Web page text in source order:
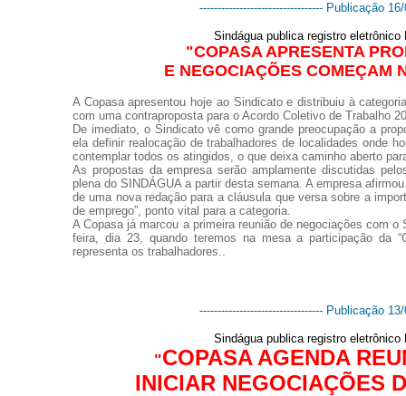
---------------------------------- Publicação
Sindágua publica registro
"COPASA APRESENTA
E NEGOCIAÇÕES COMEÇAM
ACopasa apresentou hoje ao Sindicato e distribuiu à
com uma contraproposta para o Acordo Coletivo de Trabalho
De imediato, o Sindicato vê como grande preocupação a
ela definir realocação de trabalhadores de localidades onde
contemplar todos os atingidos, o que deixa caminho aberto
As propostas da empresa serão amplamente discutidas
plena do SINDÁGUA a partir desta semana. A empresa
de uma nova redação para a cláusula que versa sobre a
de emprego”, ponto vital para a categoria.
A Copasa já marcou a primeira reunião de negociações com
feira, dia 23, quando teremos na mesa a participação da
representa os trabalhadores..
---------------------------------- Publicação
Sindágua publica registro
"COPASA AGENDA
INICIAR NEGOCIAÇÕES